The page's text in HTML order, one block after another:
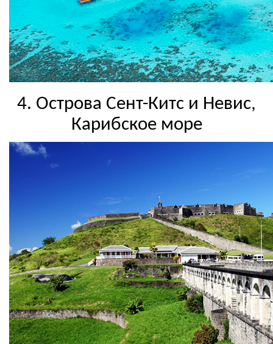
4. Острова Сент-Китс и Невис,
Карибское море